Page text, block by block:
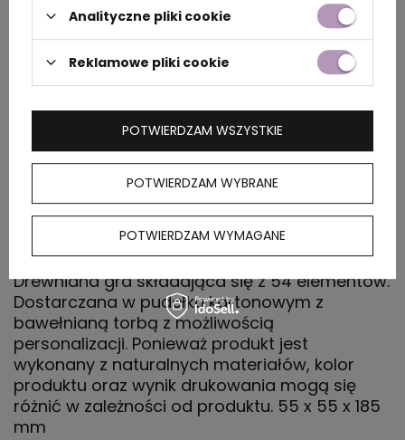
Ilość szt. w
kartonie
wewnętrznym
20
(kg)
Drewniana gra składająca się z 54 elementów.
Dostarczana w pudełku kartonowym z
bawełnianą torbą z możliwością
personalizacji. Ponieważ produkt jest
wykonany z naturalnych materiałów, kolor
produktu oraz wynik drukowania mogą się
różnić w zależności od produktu. 55 x 55 x 185
mm
Analityczne pliki cookie
Reklamowe pliki cookie
POTWIERDZAM WYBRANE
POTWIERDZAM WYMAGANE
POTWIERDZAM WSZYSTKIE